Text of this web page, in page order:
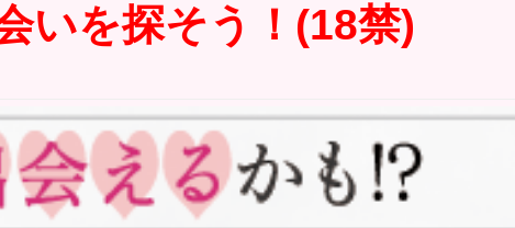
いを探そう！(18禁)